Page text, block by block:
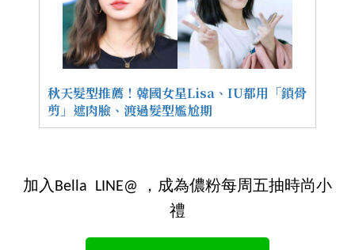
秋天髮型推薦！韓國女星Lisa、IU都用「鎖骨
剪」遮肉臉、渡過髮型尷尬期
加入Bella LINE@ ，成為儂粉每周五抽時尚小
禮